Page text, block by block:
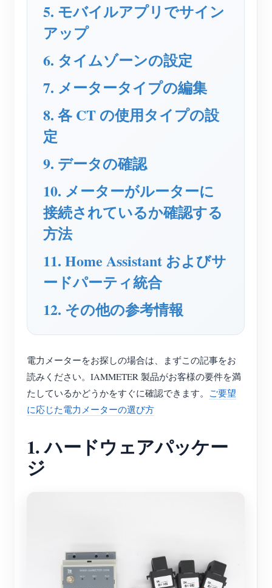
太陽光PVシステム エネルギーモニター
PVヒーター制御システム
ホームオートメーション
工場エネルギー監視
ストア
ドキュメント
チュートリアル動画
ニュース
ブログ
コントリビューターセンター
フォーラム
App Store
サイトを探す
PVランキング
ソリューション
お問い合わせ
5. モバイルアプリでサイン
アップ
6. タイムゾーンの設定
7. メータータイプの編集
8. 各 CT の使用タイプの設
定
9. データの確認
10. メーターがルーターに
接続されているか確認する
方法
11. Home Assistant およびサ
ードパーティ統合
12. その他の参考情報
電力メーターをお探しの場合は、まずこの記事をお
読みください。IAMMETER 製品がお客様の要件を満
たしているかどうかをすぐに確認できます。 ご要望
に応じた電力メーターの選び方
1. ハードウェアパッケー
ジ